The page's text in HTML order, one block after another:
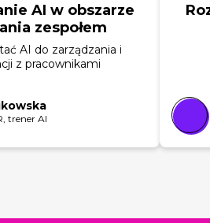
AI w obszarze
zespołem
AI do zarządzania i
z pracownikami
trener AI